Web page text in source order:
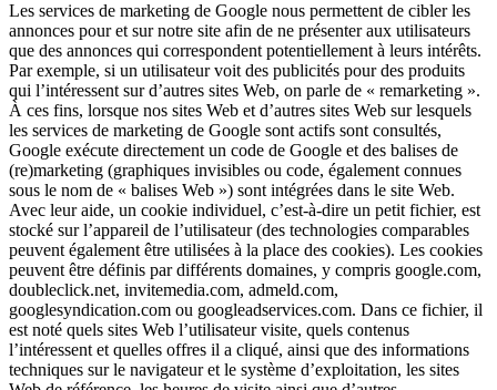
Les services de marketing de Google nous permettent de cibler les
annonces pour et sur notre site afin de ne présenter aux utilisateurs
que des annonces qui correspondent potentiellement à leurs intérêts.
Par exemple, si un utilisateur voit des publicités pour des produits
qui l’intéressent sur d’autres sites Web, on parle de « remarketing ».
À ces fins, lorsque nos sites Web et d’autres sites Web sur lesquels
les services de marketing de Google sont actifs sont consultés,
Google exécute directement un code de Google et des balises de
(re)marketing (graphiques invisibles ou code, également connues
sous le nom de « balises Web ») sont intégrées dans le site Web.
Avec leur aide, un cookie individuel, c’est-à-dire un petit fichier, est
stocké sur l’appareil de l’utilisateur (des technologies comparables
peuvent également être utilisées à la place des cookies). Les cookies
peuvent être définis par différents domaines, y compris google.com,
doubleclick.net, invitemedia.com, admeld.com,
googlesyndication.com ou googleadservices.com. Dans ce fichier, il
est noté quels sites Web l’utilisateur visite, quels contenus
l’intéressent et quelles offres il a cliqué, ainsi que des informations
techniques sur le navigateur et le système d’exploitation, les sites